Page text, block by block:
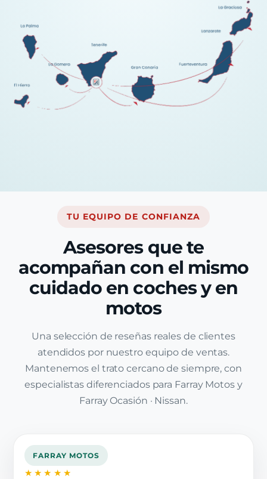
TU EQUIPO DE CONFIANZA
Asesores que te
acompañan con el mismo
cuidado en coches y en
motos
Una selección de reseñas reales de clientes
atendidos por nuestro equipo de ventas.
Mantenemos el trato cercano de siempre, con
especialistas diferenciados para Farray Motos y
Farray Ocasión · Nissan.
FARRAY MOTOS
★★★★★